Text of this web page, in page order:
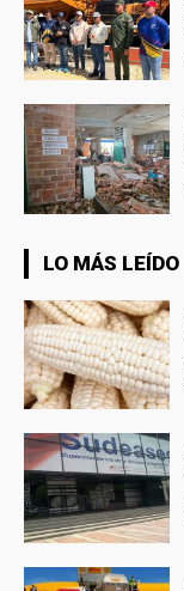
LO MÁS LEÍDO